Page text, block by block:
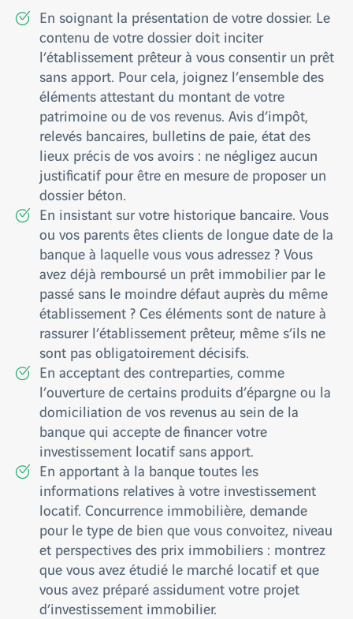
En soignant la présentation de votre dossier. Le
contenu de votre dossier doit inciter
l’établissement prêteur à vous consentir un prêt
sans apport. Pour cela, joignez l’ensemble des
éléments attestant du montant de votre
patrimoine ou de vos revenus. Avis d’impôt,
relevés bancaires, bulletins de paie, état des
lieux précis de vos avoirs : ne négligez aucun
justificatif pour être en mesure de proposer un
dossier béton.
En insistant sur votre historique bancaire. Vous
ou vos parents êtes clients de longue date de la
banque à laquelle vous vous adressez ? Vous
avez déjà remboursé un prêt immobilier par le
passé sans le moindre défaut auprès du même
établissement ? Ces éléments sont de nature à
rassurer l’établissement prêteur, même s’ils ne
sont pas obligatoirement décisifs.
En acceptant des contreparties, comme
l’ouverture de certains produits d’épargne ou la
domiciliation de vos revenus au sein de la
banque qui accepte de financer votre
investissement locatif sans apport.
En apportant à la banque toutes les
informations relatives à votre investissement
locatif. Concurrence immobilière, demande
pour le type de bien que vous convoitez, niveau
et perspectives des prix immobiliers : montrez
que vous avez étudié le marché locatif et que
vous avez préparé assidument votre projet
d’investissement immobilier.